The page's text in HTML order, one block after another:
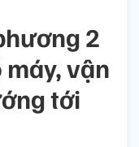
2
vận
tới